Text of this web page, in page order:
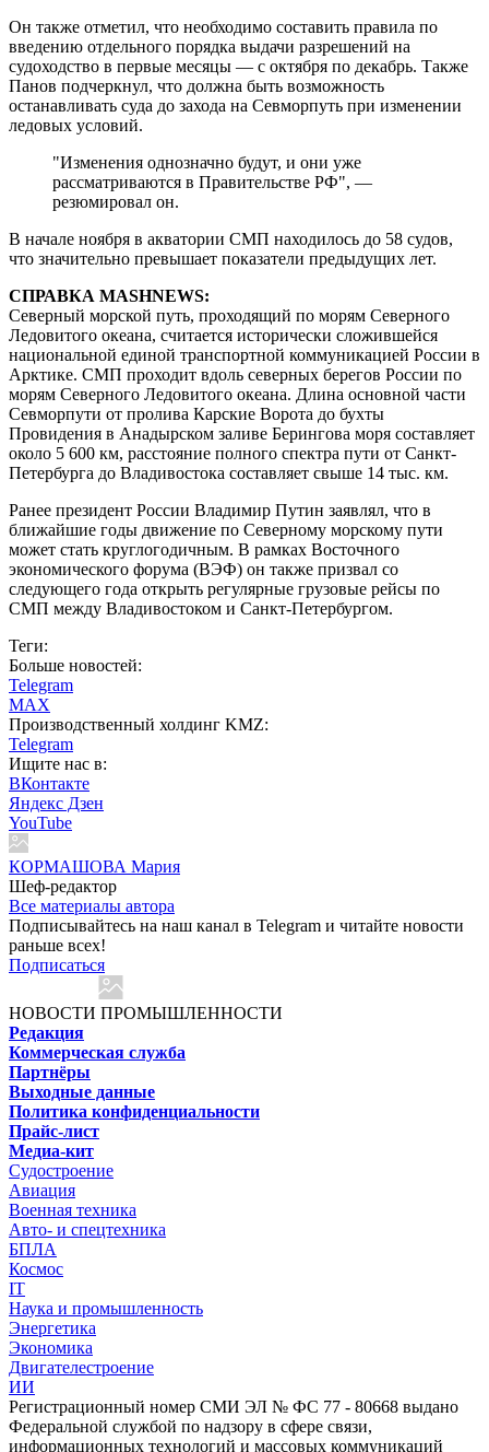
Он также отметил, что необходимо составить правила по
введению отдельного порядка выдачи разрешений на
судоходство в первые месяцы — с октября по декабрь. Также
Панов подчеркнул, что должна быть возможность
останавливать суда до захода на Севморпуть при изменении
ледовых условий.
"Изменения однозначно будут, и они уже
рассматриваются в Правительстве РФ", —
резюмировал он.
В начале ноября в акватории СМП находилось до 58 судов,
что значительно превышает показатели предыдущих лет.
СПРАВКА MASHNEWS:
Северный морской путь, проходящий по морям Северного
Ледовитого океана, считается исторически сложившейся
национальной единой транспортной коммуникацией России в
Арктике. СМП проходит вдоль северных берегов России по
морям Северного Ледовитого океана. Длина основной части
Севморпути от пролива Карские Ворота до бухты
Провидения в Анадырском заливе Берингова моря составляет
около 5 600 км, расстояние полного спектра пути от Санкт-
Петербурга до Владивостока составляет свыше 14 тыс. км.
Ранее президент России Владимир Путин заявлял, что в
ближайшие годы движение по Северному морскому пути
может стать круглогодичным. В рамках Восточного
экономического форума (ВЭФ) он также призвал со
следующего года открыть регулярные грузовые рейсы по
СМП между Владивостоком и Санкт-Петербургом.
Теги:
Больше новостей:
Telegram
MAX
Производственный холдинг KMZ:
Telegram
Ищите нас в:
ВКонтакте
Яндекс Дзен
YouTube
КОРМАШОВА Мария
Шеф-редактор
Все материалы автора
Подписывайтесь на наш канал в Telegram и читайте новости
раньше всех!
Подписаться
НОВОСТИ ПРОМЫШЛЕННОСТИ
Редакция
Коммерческая служба
Партнёры
Выходные данные
Политика конфиденциальности
Прайс-лист
Медиа-кит
Судостроение
Авиация
Военная техника
Авто- и спецтехника
БПЛА
Космос
IT
Наука и промышленность
Энергетика
Экономика
Двигателестроение
ИИ
Регистрационный номер СМИ ЭЛ № ФС 77 - 80668 выдано
Федеральной службой по надзору в сфере связи,
информационных технологий и массовых коммуникаций